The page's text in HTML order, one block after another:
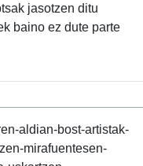
jasotzen ditu
baino ez dute parte